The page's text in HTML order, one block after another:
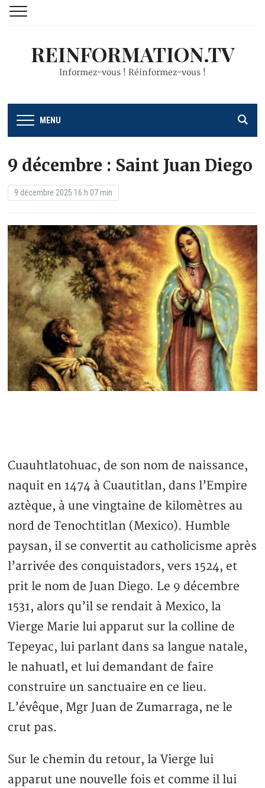
REINFORMATION.TV
Informez-vous ! Réinformez-vous !
MENU
9 décembre : Saint Juan Diego
9 décembre 2025 16 h 07 min
Cuauhtlatohuac, de son nom de naissance,
naquit en 1474 à Cuautitlan, dans l’Empire
aztèque, à une vingtaine de kilomètres au
nord de Tenochtitlan (Mexico). Humble
paysan, il se convertit au catholicisme après
l’arrivée des conquistadors, vers 1524, et
prit le nom de Juan Diego. Le 9 décembre
1531, alors qu’il se rendait à Mexico, la
Vierge Marie lui apparut sur la colline de
Tepeyac, lui parlant dans sa langue natale,
le nahuatl, et lui demandant de faire
construire un sanctuaire en ce lieu.
L’évêque, Mgr Juan de Zumarraga, ne le
crut pas.
Sur le chemin du retour, la Vierge lui
apparut une nouvelle fois et comme il lui